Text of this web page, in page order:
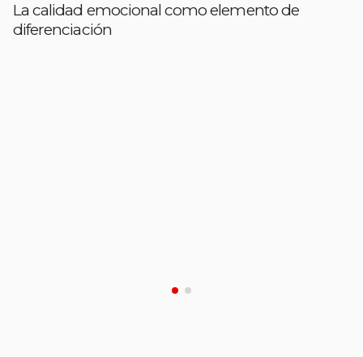
La calidad emocional como elemento de
diferenciación